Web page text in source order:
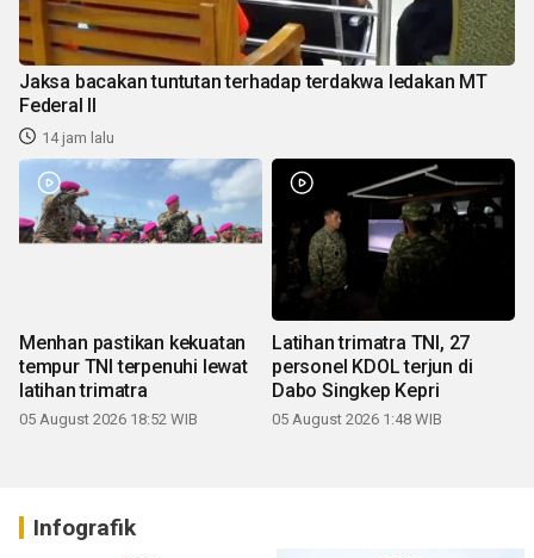
Jaksa bacakan tuntutan terhadap terdakwa ledakan MT
Federal II
14 jam lalu
Menhan pastikan kekuatan
tempur TNI terpenuhi lewat
latihan trimatra
05 August 2026 18:52 WIB
Latihan trimatra TNI, 27
personel KDOL terjun di
Dabo Singkep Kepri
05 August 2026 1:48 WIB
Infografik